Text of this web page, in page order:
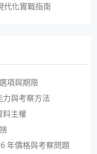
代化實戰指南
項與期限
與考察方法
料主權
年價格與考察問題